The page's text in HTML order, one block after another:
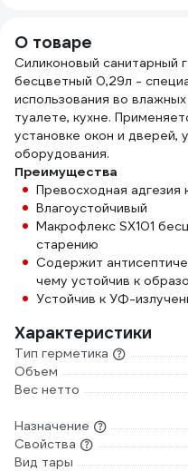
О товаре
Силиконовый санитарный
бесцветный 0,29л -
использования во
туалете, кухне.
установке окон и дверей,
оборудования.
Преимущества
Превосходная
Влагоустойчивый
Макрофлекс SX101
старению
Содержит
чему устойчив к
Устойчив к УФ-
Характеристики
Тип герметика
Объем
Вес нетто
Назначение
Свойства
Вид тары